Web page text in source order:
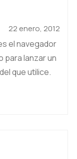
22 enero, 2012
el navegador
para lanzar un
que utilice.